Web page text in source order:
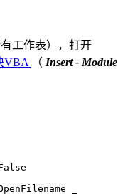
工作表），打开
VBA （ Insert - Module
_